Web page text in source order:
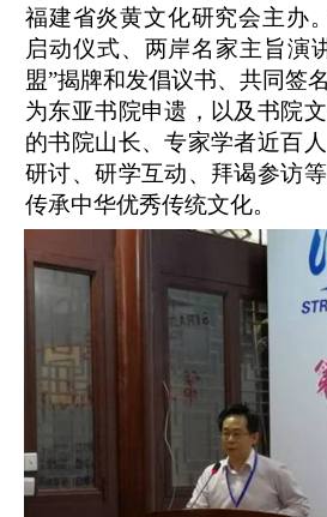
福建省炎黄文化研究会主办
启动仪式、两岸名家主旨演
盟”揭牌和发倡议书、共同签
为东亚书院申遗，以及书院
的书院山长、专家学者近百
研讨、研学互动、拜谒参访
传承中华优秀传统文化。